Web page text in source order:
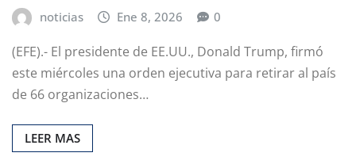
noticias Ene 8, 2026 0
(EFE).- El presidente de EE.UU., Donald Trump, firmó
este miércoles una orden ejecutiva para retirar al país
de 66 organizaciones…
LEER MAS